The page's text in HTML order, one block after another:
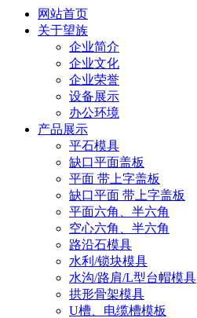
网站首页
关于望族
企业简介
企业文化
企业荣誉
设备展示
办公环境
产品展示
平石模具
缺口平面盖板
平面 带上字盖板
缺口平面 带上字盖板
平面六角、半六角
空心六角、半六角
路沿石模具
水利/锁块模具
水沟/路肩/L型台帽模具
拱形骨架模具
U槽、电缆槽模板